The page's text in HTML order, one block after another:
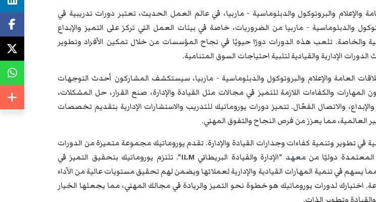
والإعلام والبروتوكول والدبلوماسية - ماربيا، في عالم العمل الحديث، تعتبر دورات تدريبية في
والدبلوماسية - ماربيا من الضروريات، خاصة في بيئات العمل التي تركز على التميز والإبداع
والخاصة. تلعب هذه الدورات دورًا حيويًا في نجاح المؤسسات من خلال تمكين الأفراد وتطوير
الإدارية والقيادية لتلبية احتياجات السوق المتنامية.
العامة والإعلام والبروتوكول والدبلوماسية - ماربيا، سيستكشف المشاركون أحدث التوجهات
والكفاءات اللازمة للتميز في مجالات مثل القيادة والإدارة، صنع القرار، حل المشكلات،
والإبداع، والاتصال الفعّال. تتميز دورات يوروماتيك للتدريب والاستشارات الإدارية بتقديم تخصصات
العالمية، مما يعزز من فرص النجاح والتفوق المهني.
في تطوير وتنمية كفاءات وجدارات القيادة والإدارة. تقدم يوروماتيك مجموعة متميزة من الدورات
التدريبية والندوات والمؤتمرات المعتمدة دوليًا من معهد "الإدارة والقيادة البريطاني ILM". تلتزم يوروماتيك بتحقيق التميز في
مما يسهم في تنمية المهارات القيادية والإدارية لعملائها ويضمن لهم تحقيق مستويات عالية من الأداء
اختيارك لدورات يوروماتيك هو خطوة نحو التميز والريادة في مجالك المهني، مما يجعلها الخيار